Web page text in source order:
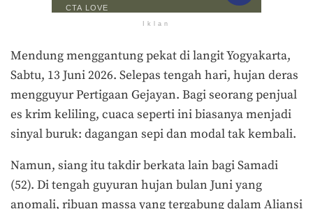
Iklan
Mendung menggantung pekat di langit Yogyakarta,
Sabtu, 13 Juni 2026. Selepas tengah hari, hujan deras
mengguyur Pertigaan Gejayan. Bagi seorang penjual
es krim keliling, cuaca seperti ini biasanya menjadi
sinyal buruk: dagangan sepi dan modal tak kembali.
Namun, siang itu takdir berkata lain bagi Samadi
(52). Di tengah guyuran hujan bulan Juni yang
anomali, ribuan massa yang tergabung dalam Aliansi